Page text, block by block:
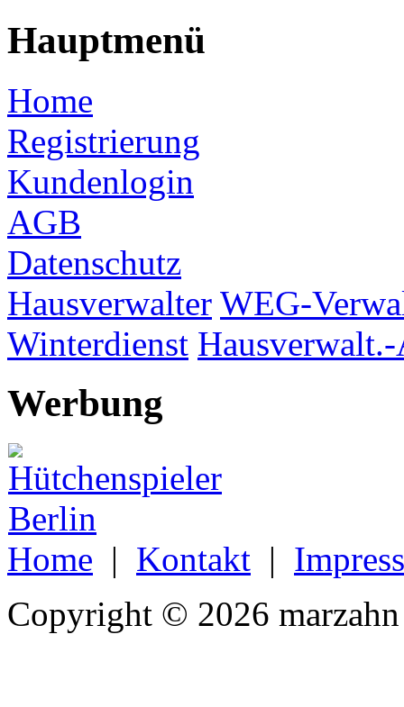
Hauptmenü
Home
Registrierung
Kundenlogin
AGB
Datenschutz
Hausverwalter WEG-
Winterdienst
Werbung
Home | Kontakt |
Copyright © 2026